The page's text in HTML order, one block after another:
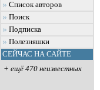
Список авторов
Поиск
Подписка
Полезняшки
СЕЙЧАС НА САЙТЕ
+ ещё 470 неизвестных